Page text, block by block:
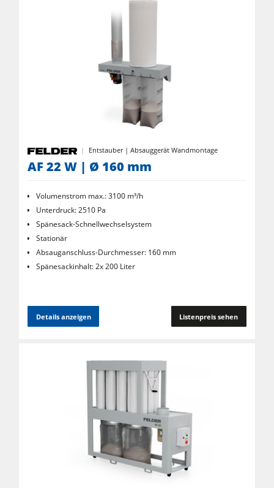
Entstauber | Absauggerät Wandmontage
AF 22 W | Ø 160 mm
Volumenstrom max.: 3100 m³/h
Unterdruck: 2510 Pa
Spänesack-Schnellwechselsystem
Stationär
Absauganschluss-Durchmesser: 160 mm
Spänesackinhalt: 2x 200 Liter
Details anzeigen Listenpreis sehen